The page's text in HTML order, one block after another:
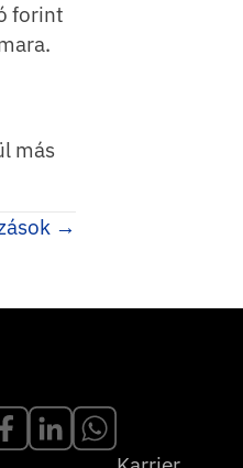
forint
más
→